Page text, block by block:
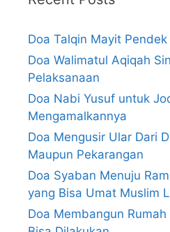
Doa Talqin Mayit Pendek
Doa Walimatul Aqiqah
Pelaksanaan
Doa Nabi Yusuf untuk
Mengamalkannya
Doa Mengusir Ular Dari
Maupun Pekarangan
Doa Syaban Menuju
yang Bisa Umat Muslim
Doa Membangun